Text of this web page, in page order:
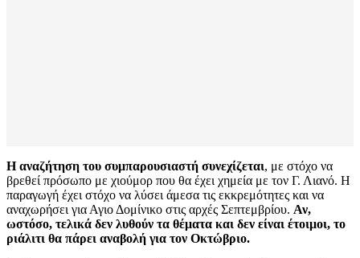
Η αναζήτηση του συμπαρουσιαστή συνεχίζεται, με στόχο να
βρεθεί πρόσωπο με χιούμορ που θα έχει χημεία με τον Γ. Λιανό. Η
παραγωγή έχει στόχο να λύσει άμεσα τις εκκρεμότητες και να
αναχωρήσει για Αγιο Δομίνικο στις αρχές Σεπτεμβρίου. Αν,
ωστόσο, τελικά δεν λυθούν τα θέματα και δεν είναι έτοιμοι, το
ριάλιτι θα πάρει αναβολή για τον Οκτώβριο.